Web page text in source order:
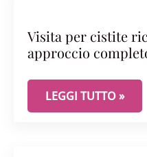
Visita per cistite
approccio
VISITA PER
LEGGI TUTTO »